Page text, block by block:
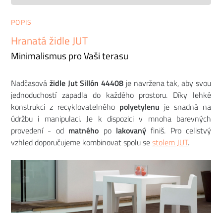
POPIS
Hranatá židle JUT
Minimalismus pro Vaši terasu
Nadčasová židle Jut Sillón 44408 je navržena tak, aby svou
jednoduchostí zapadla do každého prostoru. Díky lehké
konstrukci z recyklovatelného polyetylenu je snadná na
údržbu i manipulaci. Je k dispozici v mnoha barevných
provedení - od matného po lakovanýfiniš. Pro celistvý
vzhled doporučujeme kombinovat spolu sestolem JUT.